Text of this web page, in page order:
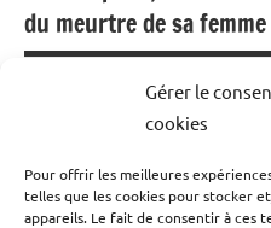
Gérer le
cookies
Pour offrir les meilleures
telles que les cookies pour stocker
appareils. Le fait de consentir à ces
du meurtre de sa
Emrick
du meurtre de sa femme
après un procès ultra